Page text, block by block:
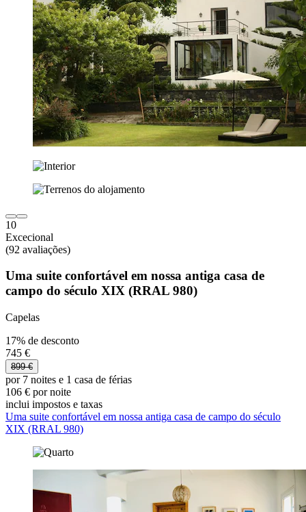
10
Excecional
(92 avaliações)
Uma suite confortável em nossa antiga casa de
campo do século XIX (RRAL 980)
Capelas
17% de desconto
745 €
899 €
por 7 noites e 1 casa de férias
106 € por noite
inclui impostos e taxas
Uma suite confortável em nossa antiga casa de campo do século
XIX (RRAL 980)